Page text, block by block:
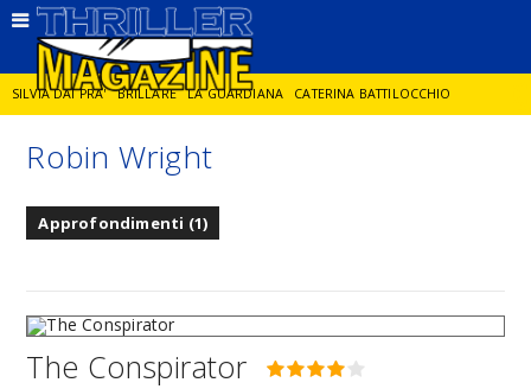
SILVIA DAI PRA' BRILLARE LA GUARDIANA CATERINA BATTILOCCHIO
JORGE DIAZ LA SPIA DELITTO IN CORNICE
Robin Wright
Approfondimenti (1)
The Conspirator